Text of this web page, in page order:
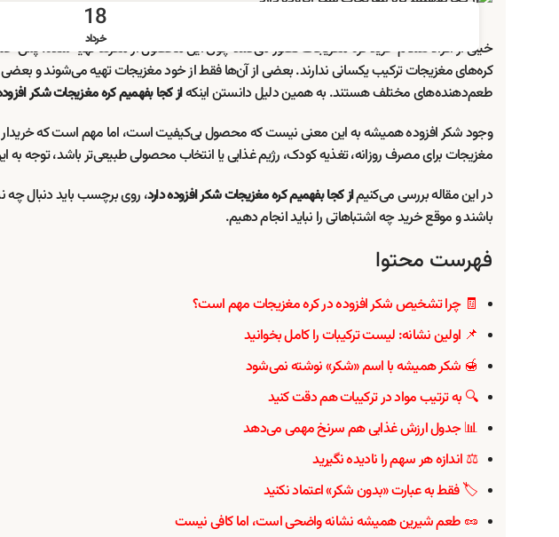
18
خرداد
خیلی از افراد هنگام خرید کره مغزیجات تصور می‌کنند چون این محصول از مغزها تهیه شده، پس
کره‌های مغزیجات ترکیب یکسانی ندارند. بعضی از آن‌ها فقط از خود مغزیجات تهیه می‌شوند و بعضی
طعم‌دهنده‌های مختلف هستند. به همین دلیل دانستن اینکهاز کجا بفهمیم کره مغزیجات شکر
وجود شکر افزوده همیشه به این معنی نیست که محصول بی‌کیفیت است، اما مهم است که
مغزیجات برای مصرف روزانه، تغذیه کودک، رژیم غذایی یا انتخاب محصولی طبیعی‌تر باشد، توجه
در این مقاله بررسی می‌کنیماز کجا بفهمیم کره مغزیجات شکر افزوده دارد، روی برچسب باید دنبال چه
باشند و موقع خرید چه اشتباهاتی را نباید انجام دهیم.
فهرست محتوا
🧾 چرا تشخیص شکر افزوده در کره مغزیجات مهم است؟
📌 اولین نشانه: لیست ترکیبات را کامل بخوانید
🍯 شکر همیشه با اسم «شکر» نوشته نمی‌شود
🔍 به ترتیب مواد در ترکیبات هم دقت کنید
📊 جدول ارزش غذایی هم سرنخ مهمی می‌دهد
⚖️ اندازه هر سهم را نادیده نگیرید
🏷️ فقط به عبارت «بدون شکر» اعتماد نکنید
🥜 طعم شیرین همیشه نشانه واضحی است، اما کافی نیست